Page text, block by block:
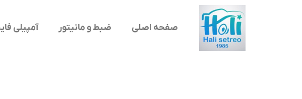
صفحه اصلی ضبط و مانیتور آمپیلی